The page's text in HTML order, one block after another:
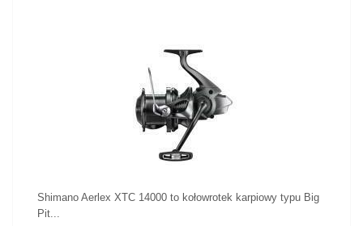
ZOBACZ PRODUKT
Shimano Aerlex XTC 14000 to kołowrotek karpiowy typu Big
Pit...